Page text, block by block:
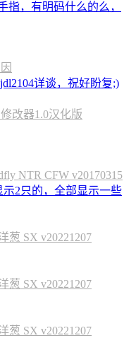
指，有明码什么的么，
详谈，祝好盼复;)
改器1.0汉化版
NTR CFW v20170315
2只的，全部显示一些
葱 SX v20221207
葱 SX v20221207
葱 SX v20221207